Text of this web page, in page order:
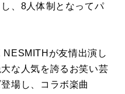
、8人体制となってパ
が友情出演し
な人気を誇るお笑い芸
場し、コラボ楽曲